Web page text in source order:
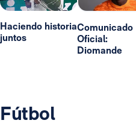
Haciendo historia
juntos
Comunicado
Oficial:
Diomande
Fútbol